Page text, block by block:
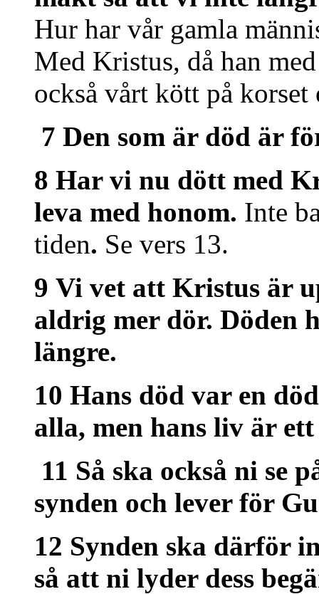
Hur har vår gamla
Med Kristus, då han
också vårt kött på
7 Den som är död är
8 Har vi nu dött med
leva med honom. Inte
tiden. Se vers 13.
9 Vi vet att Kristus är
aldrig mer dör. Döden
längre.
10 Hans död var en
alla, men hans liv är
11 Så ska också ni se
synden och lever för
12 Synden ska därför
så att ni lyder dess